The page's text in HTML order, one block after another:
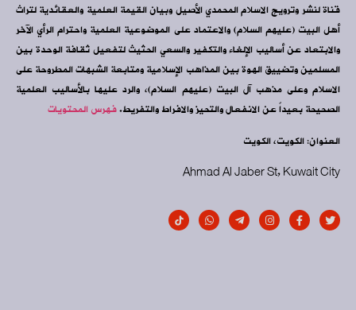
قناة لنشر وترويج الاسلام المحمدي الأصيل وبيان القيمة العلمية والعقائدية لتراث
أهل البيت (عليهم السلام) والاعتماد على الموضوعية العلمية واحترام الرأي الآخر
والابتعاد عن أساليب الإلغاء والتكفير والسعي الحثيث لتفعيل ثقافة الوحدة بين
المسلمين وتضييق الهوة بين المذاهب الإسلامية ومتابعة الشبهات المطروحة على
الاسلام وعلى مذهب آل البيت (عليهم السلام)، والرد عليها بالأساليب العلمية
الصحيحة بعيداً عن الانفعال والتحيز والافراط والتفريط.فهرس المحتويات
العنوان: الكويت، الكويت
Ahmad Al Jaber St, Kuwait City